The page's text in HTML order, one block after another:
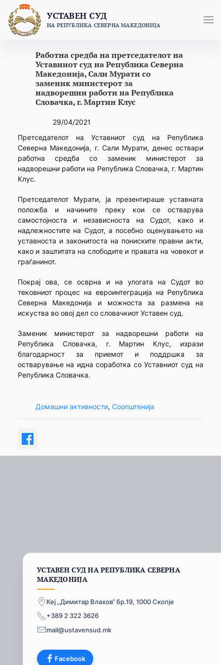
content
УСТАВЕН СУД
НА РЕПУБЛИКА СЕВЕРНА МАКЕДОНИЈА
Работна средба на претседателот на
Уставниот суд на Република Северна
Македонија, Сали Мурати со
заменик министерот за
надворешни работи на Република
Словачка, г. Мартин Клус
29/04/2021
Претседателот на Уставниот суд на Република
Северна Македонија, г. Сали Мурати, денес оствари
работна средба со заменик министерот за
надворешни работи на Република Словачка, г. Мартин
Клус.
Претседателот Мурати, ја презентираше уставната
положба и начините преку кои се остварува
самостојноста и независноста на Судот, како и
надлежностите на Судот, а посебно оценувањето на
уставноста и законитоста на пониските правни акти,
како и заштитата на слободите и правата на човекот и
граѓанинот.
Покрај ова, се осврна и на улогата на Судот во
тековниот процес на евроинтеграција на Република
Северна Македонија и можноста за размена на
искуства во овој дел со словачкиот Уставен суд.
Заменик министерот за надворешни работи на
Република Словачка, г. Мартин Клус, изрази
благодарност за приемот и поддршка за
остварување на идна соработка со Уставниот суд на
Република Словачка.
Домашни активности, Соопштенија
УСТАВЕН СУД НА РЕПУБЛИКА СЕВЕРНА
МАКЕДОНИЈА
Кеј „Димитар Влахов“ бр.19, 1000 Скопје
+389 2 322 3626
mail@ustavensud.mk
Facebook